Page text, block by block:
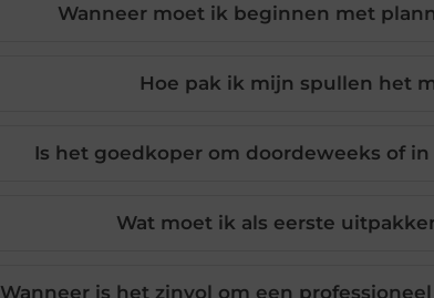
Wanneer moet ik beginnen met
Hoe pak ik mijn spullen het
Is het goedkoper om doordeweeks of
Wat moet ik als eerste
Wanneer is het zinvol om een